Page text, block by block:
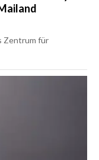
Zentrum für